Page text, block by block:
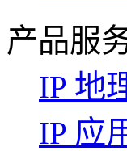
产品服
IP 地
IP 应